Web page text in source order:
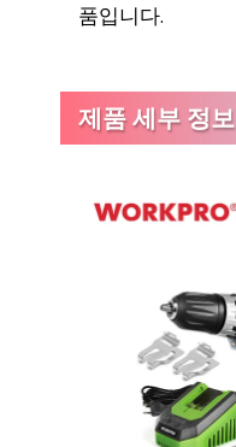
품입니다.
제품 세부 정보